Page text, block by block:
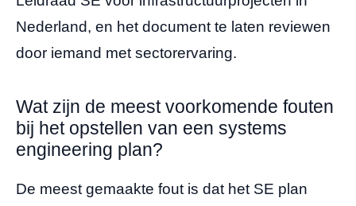
Nederland, en het document te laten reviewen
door iemand met sectorervaring.
Wat zijn de meest voorkomende fouten
bij het opstellen van een systems
engineering plan?
De meest gemaakte fout is dat het SE plan